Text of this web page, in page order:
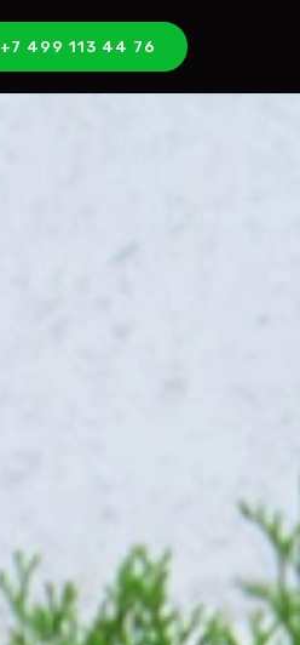
+7 499 113 44 76